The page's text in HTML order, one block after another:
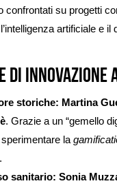
confrontati su progetti
artificiale e
innovazione
storiche: Martina
. Grazie a un “gemello
la
sanitario: Sonia